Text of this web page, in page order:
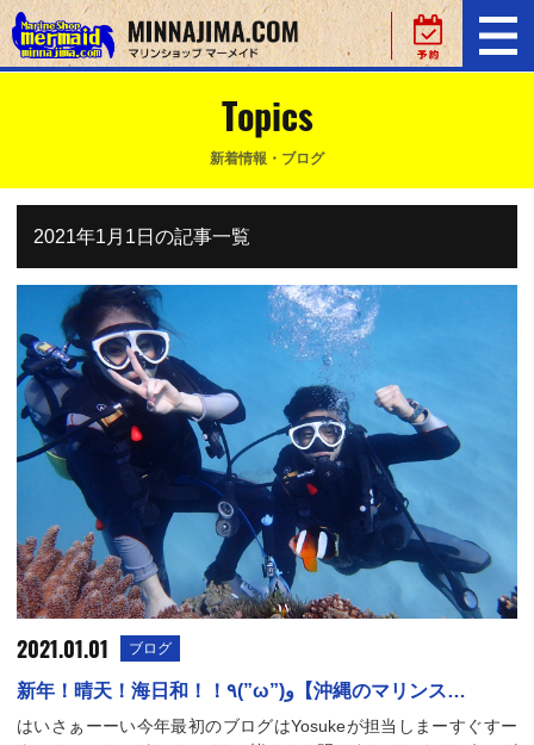
Topics
新着情報・ブログ
2021年1月1日の記事一覧
2021.01.01 ブログ
新年！晴天！海日和！！٩(”ω”)و【沖縄のマリンス…
はいさぁーーい今年最初のブログはYosukeが担当しまーすぐすー